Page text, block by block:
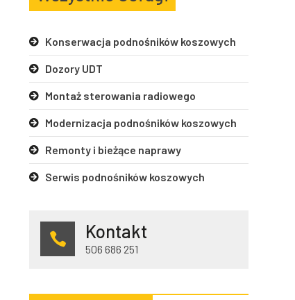
Konserwacja podnośników koszowych
Dozory UDT
Montaż sterowania radiowego
Modernizacja podnośników koszowych
Remonty i bieżące naprawy
Serwis podnośników koszowych
Kontakt
506 686 251